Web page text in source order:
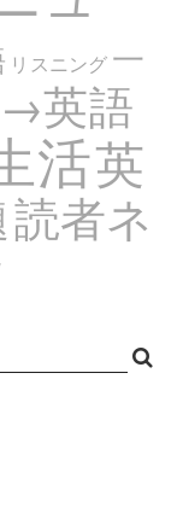
リスニング 一
英語
活英
読者ネ